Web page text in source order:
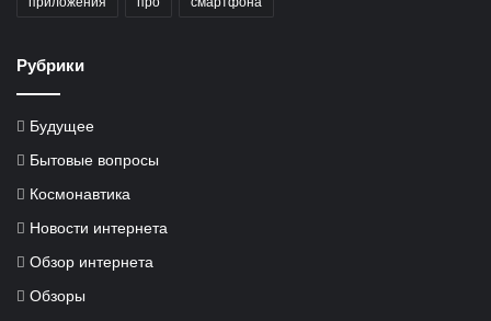
Рубрики
Будущее
Бытовые вопросы
Космонавтика
Новости интернета
Обзор интернета
Обзоры